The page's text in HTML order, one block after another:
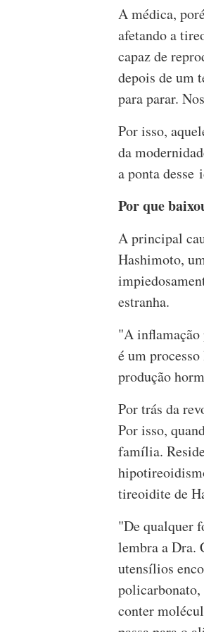
A médica,
afetando a
capaz de
depois de um
para parar.
Por isso,
da
a ponta
Por que
A principal
Hashimoto,
estranha.
"A inflamação
é um
produção
Por trás da
Por isso,
família.
tireoidite de
"De qualquer
lembra a Dra.
utensílios
policarbonato,
conter